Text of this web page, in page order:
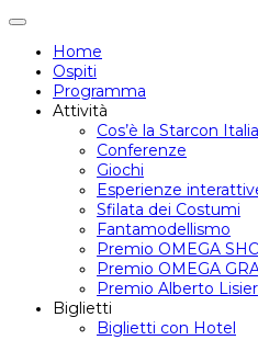
Attiva/disattiva
navigazione
Home
Ospiti
Programma
Attività
Cos’è la Starcon
Conferenze
Giochi
Esperienze
Sfilata dei Costumi
Fantamodellismo
Premio OMEGA
Premio OMEGA
Premio Alberto
Biglietti
Biglietti con Hotel